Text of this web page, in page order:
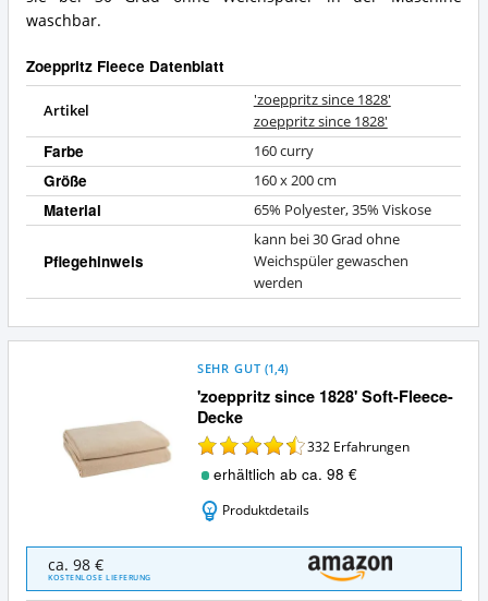
waschbar.
Zoeppritz Fleece Datenblatt
Artikel
'zoeppritz since 1828'
zoeppritz since 1828'
Farbe 160 curry
Größe 160 x 200 cm
Material 65% Polyester, 35% Viskose
Pflegehinweis
kann bei 30 Grad ohne
Weichspüler gewaschen
werden
'zoeppritz since 1828' Soft-Fleece-
Decke
SEHR GUT (1,4)
332 Erfahrungen
erhältlich ab ca. 98 €
Produktdetails
'zoeppritz
since
1828'
ca. 98 €
KOSTENLOSE LIEFERUNG